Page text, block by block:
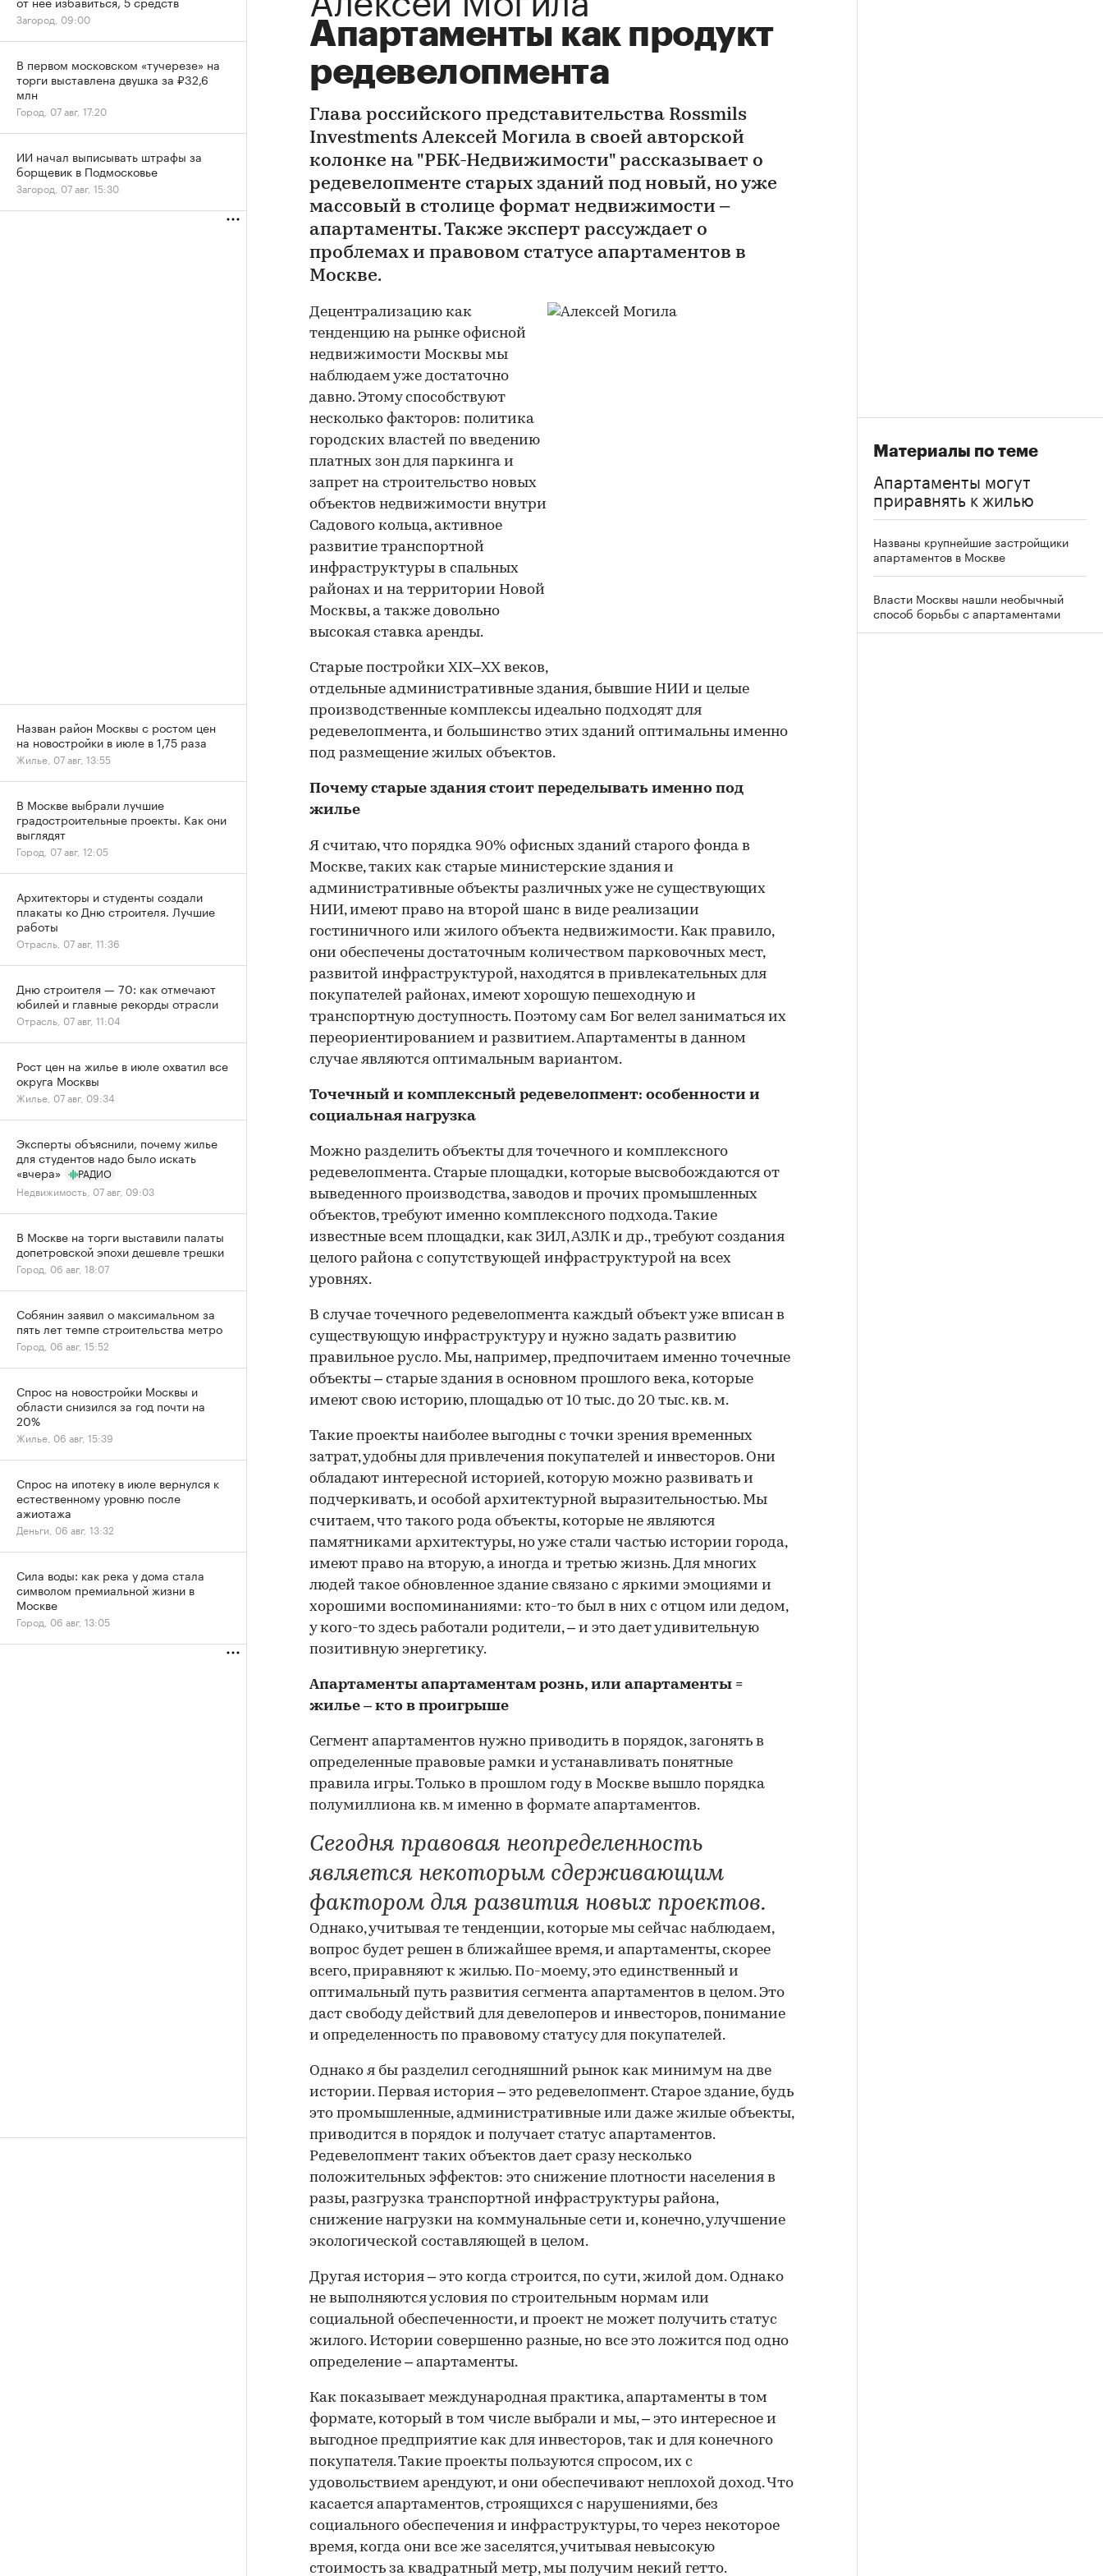
Апартаменты как продукт
редевелопмента
Глава российского представительства Rossmils
Investments Алексей Могила в своей авторской
колонке на "РБК-Недвижимости" рассказывает о
редевелопменте старых зданий под новый, но уже
массовый в столице формат недвижимости –
апартаменты. Также эксперт рассуждает о
проблемах и правовом статусе апартаментов в
Москве.
Децентрализацию как
тенденцию на рынке офисной
недвижимости Москвы мы
наблюдаем уже достаточно
давно. Этому способствуют
несколько факторов: политика
городских властей по введению
платных зон для паркинга и
запрет на строительство новых
объектов недвижимости внутри
Садового кольца, активное
развитие транспортной
инфраструктуры в спальных
районах и на территории Новой
Москвы, а также довольно
высокая ставка аренды.
Старые постройки XIX–XX веков,
отдельные административные здания, бывшие НИИ и целые
производственные комплексы идеально подходят для
редевелопмента, и большинство этих зданий оптимальны именно
под размещение жилых объектов.
Почему старые здания стоит переделывать именно под
жилье
Я считаю, что порядка 90% офисных зданий старого фонда в
Москве, таких как старые министерские здания и
административные объекты различных уже не существующих
НИИ, имеют право на второй шанс в виде реализации
гостиничного или жилого объекта недвижимости. Как правило,
они обеспечены достаточным количеством парковочных мест,
развитой инфраструктурой, находятся в привлекательных для
покупателей районах, имеют хорошую пешеходную и
транспортную доступность. Поэтому сам Бог велел заниматься их
переориентированием и развитием. Апартаменты в данном
случае являются оптимальным вариантом.
Точечный и комплексный редевелопмент: особенности и
социальная нагрузка
Можно разделить объекты для точечного и комплексного
редевелопмента. Старые площадки, которые высвобождаются от
выведенного производства, заводов и прочих промышленных
объектов, требуют именно комплексного подхода. Такие
известные всем площадки, как ЗИЛ, АЗЛК и др., требуют создания
целого района с сопутствующей инфраструктурой на всех
уровнях.
В случае точечного редевелопмента каждый объект уже вписан в
существующую инфраструктуру и нужно задать развитию
правильное русло. Мы, например, предпочитаем именно точечные
объекты – старые здания в основном прошлого века, которые
имеют свою историю, площадью от 10 тыс. до 20 тыс. кв. м.
Такие проекты наиболее выгодны с точки зрения временных
затрат, удобны для привлечения покупателей и инвесторов. Они
обладают интересной историей, которую можно развивать и
подчеркивать, и особой архитектурной выразительностью. Мы
считаем, что такого рода объекты, которые не являются
памятниками архитектуры, но уже стали частью истории города,
имеют право на вторую, а иногда и третью жизнь. Для многих
людей такое обновленное здание связано с яркими эмоциями и
хорошими воспоминаниями: кто-то был в них с отцом или дедом,
у кого-то здесь работали родители, – и это дает удивительную
позитивную энергетику.
Апартаменты апартаментам рознь, или апартаменты =
жилье – кто в проигрыше
Сегмент апартаментов нужно приводить в порядок, загонять в
определенные правовые рамки и устанавливать понятные
правила игры. Только в прошлом году в Москве вышло порядка
полумиллиона кв. м именно в формате апартаментов.
Сегодня правовая неопределенность
является некоторым сдерживающим
фактором для развития новых проектов.
Однако, учитывая те тенденции, которые мы сейчас наблюдаем,
вопрос будет решен в ближайшее время, и апартаменты, скорее
всего, приравняют к жилью. По-моему, это единственный и
оптимальный путь развития сегмента апартаментов в целом. Это
даст свободу действий для девелоперов и инвесторов, понимание
и определенность по правовому статусу для покупателей.
Однако я бы разделил сегодняшний рынок как минимум на две
истории. Первая история – это редевелопмент. Старое здание, будь
это промышленные, административные или даже жилые объекты,
приводится в порядок и получает статус апартаментов.
Редевелопмент таких объектов дает сразу несколько
положительных эффектов: это снижение плотности населения в
разы, разгрузка транспортной инфраструктуры района,
снижение нагрузки на коммунальные сети и, конечно, улучшение
экологической составляющей в целом.
Другая история – это когда строится, по сути, жилой дом. Однако
не выполняются условия по строительным нормам или
социальной обеспеченности, и проект не может получить статус
жилого. Истории совершенно разные, но все это ложится под одно
определение – апартаменты.
Как показывает международная практика, апартаменты в том
формате, который в том числе выбрали и мы, – это интересное и
выгодное предприятие как для инвесторов, так и для конечного
покупателя. Такие проекты пользуются спросом, их с
удовольствием арендуют, и они обеспечивают неплохой доход. Что
касается апартаментов, строящихся с нарушениями, без
социального обеспечения и инфраструктуры, то через некоторое
время, когда они все же заселятся, учитывая невысокую
стоимость за квадратный метр, мы получим некий гетто.
Материалы по теме
Апартаменты могут
приравнять к жилью
Названы крупнейшие застройщики
апартаментов в Москве
Власти Москвы нашли необычный
способ борьбы с апартаментами
Загород, 09:00
В первом московском «тучерезе» на
торги выставлена двушка за ₽32,6
млн
Город, 07 авг, 17:20
ИИ начал выписывать штрафы за
борщевик в Подмосковье
Загород, 07 авг, 15:30
Назван район Москвы с ростом цен
на новостройки в июле в 1,75 раза
Жилье, 07 авг, 13:55
В Москве выбрали лучшие
градостроительные проекты. Как они
выглядят
Город, 07 авг, 12:05
Архитекторы и студенты создали
плакаты ко Дню строителя. Лучшие
работы
Отрасль, 07 авг, 11:36
Дню строителя — 70: как отмечают
юбилей и главные рекорды отрасли
Отрасль, 07 авг, 11:04
Рост цен на жилье в июле охватил все
округа Москвы
Жилье, 07 авг, 09:34
Эксперты объяснили, почему жилье
для студентов надо было искать
«вчера»
РАДИО
Недвижимость, 07 авг, 09:03
В Москве на торги выставили палаты
допетровской эпохи дешевле трешки
Город, 06 авг, 18:07
Собянин заявил о максимальном за
пять лет темпе строительства метро
Город, 06 авг, 15:52
Спрос на новостройки Москвы и
области снизился за год почти на
20%
Жилье, 06 авг, 15:39
Спрос на ипотеку в июле вернулся к
естественному уровню после
ажиотажа
Деньги, 06 авг, 13:32
Сила воды: как река у дома стала
символом премиальной жизни в
Москве
Город, 06 авг, 13:05